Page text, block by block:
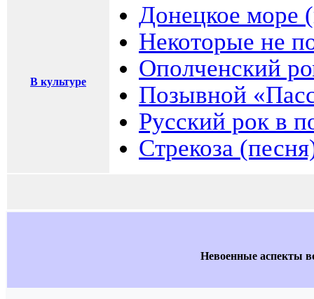
В культуре
Донецкое море
Некоторые не
Ополченский
Позывной
Русский рок в
Стрекоза
Невоенные аспекты